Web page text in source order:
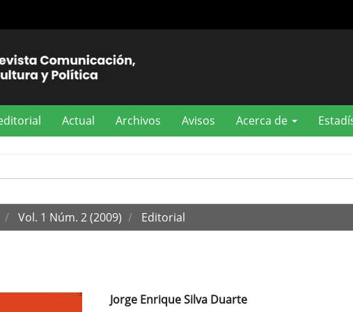
Actual Archivos Avisos Acerca de
Vol. 1 Núm. 2 (2009) Editorial
Jorge Enrique Silva Duarte